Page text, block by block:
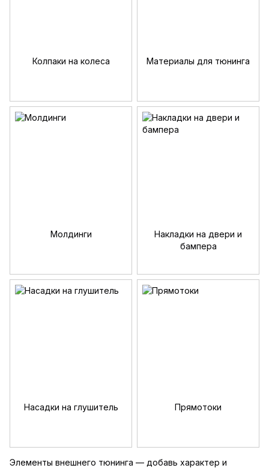
Элементы внешнего тюнинга — добавь характер и
Колпаки на колеса Материалы для тюнинга
Молдинги
Накладки на двери и
бампера
Насадки на глушитель Прямотоки